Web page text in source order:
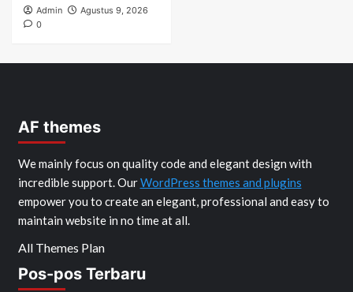
Admin
Agustus 9, 2026
0
AF themes
We mainly focus on quality code and elegant design with
incredible support. OurWordPress themes and plugins
empower you to create an elegant, professional and easy to
maintain website in no time at all.
All Themes Plan
Pos-pos Terbaru